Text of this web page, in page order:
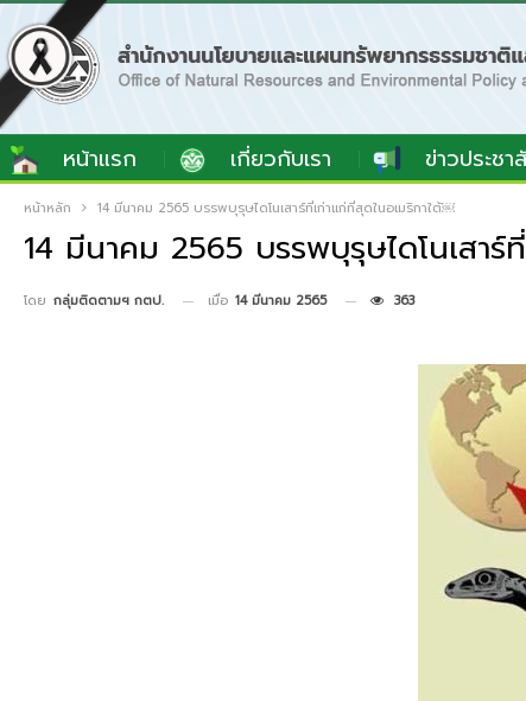
หน้าแรก เกี่ยวกับเรา ข่าวประช
หน้าหลัก 14 มีนาคม 2565 บรรพบุรุษไดโนเสาร์ที่เก่าแก่ที่สุดในอเมริกาใต้￼
14 มีนาคม 2565 บรรพบุรุษไดโนเสาร์
โดย กลุ่มติดตามฯ กตป. เมื่อ 14 มีนาคม 2565 363